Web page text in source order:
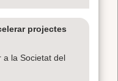
projectes
a la Societat del